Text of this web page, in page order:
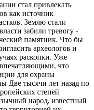
стал привлекать
как источник
Землю стали
забили тревогу -
памятник. Что бы
археологов и
раскопки. Уже
впечатляющими, что
для охраны
Две тысячи лет назад по
степей
народ, известный